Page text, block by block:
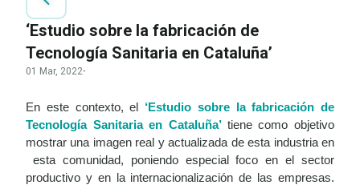
‘Estudio sobre la fabricación de
Tecnología Sanitaria en Cataluña’
01 Mar, 2022·
En este contexto, el ‘Estudio sobre la fabricación de
Tecnología Sanitaria en Cataluña’ tiene como objetivo
mostrar una imagen real y actualizada de esta industria en
esta comunidad, poniendo especial foco en el sector
productivo y en la internacionalización de las empresas.